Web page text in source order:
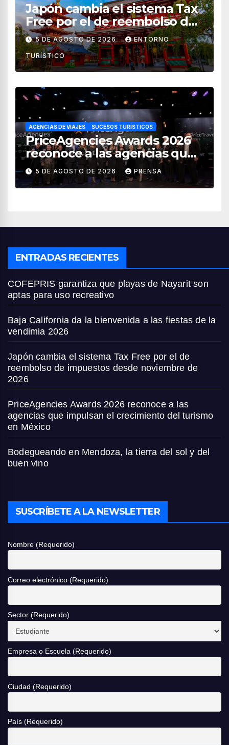
Japón cambia el sistema Tax
Free por el de reembolso de
impuestos desde noviembre
de 2026
5 DE AGOSTO DE 2026 ENTORNO
TURÍSTICO
AGENCIAS DE VIAJES SUCESOS TURÍSTICOS
PriceAgencies Awards 2026
reconoce a las agencias que
impulsan el crecimiento del
turismo en México
5 DE AGOSTO DE 2026 PRENSA
ENTRADAS RECIENTES
COFEPRIS garantiza que playas de Nayarit son
aptas para uso recreativo
Baja California da la bienvenida a las fiestas de la
vendimia 2026
Japón cambia el sistema Tax Free por el de
reembolso de impuestos desde noviembre de
2026
PriceAgencies Awards 2026 reconoce a las
agencias que impulsan el crecimiento del turismo
en México
Bodegueando en Mendoza, la tierra del sol y del
buen vino
SUSCRÍBETE A LA NEWSLETTER
Nombre (Requerido)
Correo electrónico (Requerido)
Sector (Requerido)
Empresa o Escuela (Requerido)
Ciudad (Requerido)
País (Requerido)